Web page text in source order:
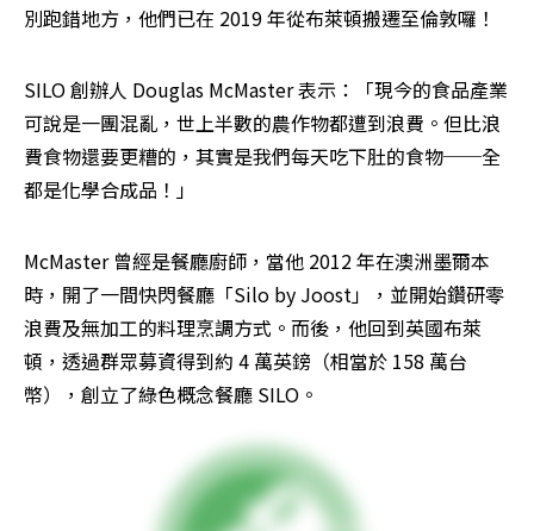
別跑錯地方，他們已在 2019 年從布萊頓搬遷至倫敦囉！
SILO 創辦人 Douglas McMaster 表示：「現今的食品產業
可說是一團混亂，世上半數的農作物都遭到浪費。但比浪
費食物還要更糟的，其實是我們每天吃下肚的食物──全
都是化學合成品！」
McMaster 曾經是餐廳廚師，當他 2012 年在澳洲墨爾本
時，開了一間快閃餐廳「Silo by Joost」，並開始鑽研零
浪費及無加工的料理烹調方式。而後，他回到英國布萊
頓，透過群眾募資得到約 4 萬英鎊（相當於 158 萬台
幣），創立了綠色概念餐廳 SILO。